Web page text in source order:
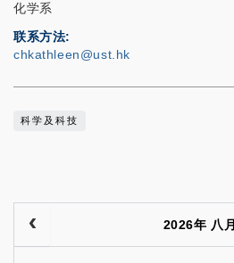
化学系
联系方法
chkathleen@ust.hk
科学及科技
2026年 八月